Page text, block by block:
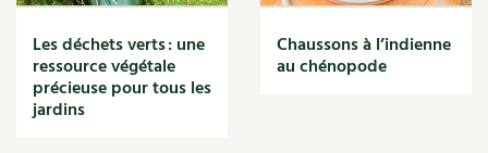
Mésange
Microflore
Migraine
Mode de culture
Montagne
Les déchets verts : une
ressource végétale
précieuse pour tous les
jardins
Chaussons à l’indienne
au chénopode